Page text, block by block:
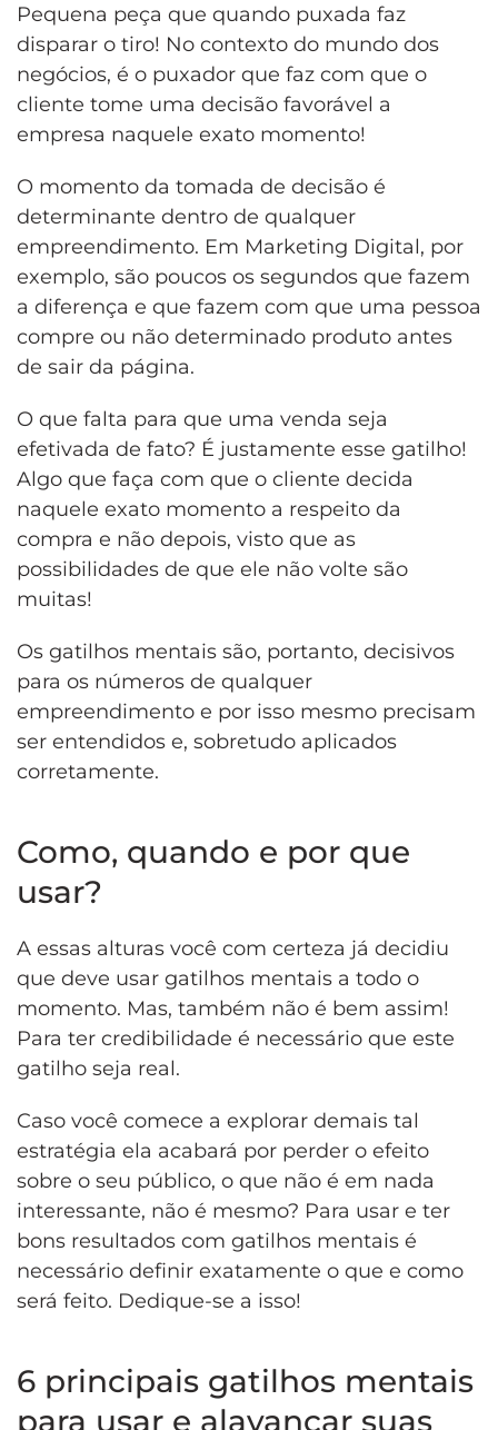
Pequena peça que quando puxada faz
disparar o tiro! No contexto do mundo dos
negócios, é o puxador que faz com que o
cliente tome uma decisão favorável a
empresa naquele exato momento!
O momento da tomada de decisão é
determinante dentro de qualquer
empreendimento. Em Marketing Digital, por
exemplo, são poucos os segundos que fazem
a diferença e que fazem com que uma pessoa
compre ou não determinado produto antes
de sair da página.
O que falta para que uma venda seja
efetivada de fato? É justamente esse gatilho!
Algo que faça com que o cliente decida
naquele exato momento a respeito da
compra e não depois, visto que as
possibilidades de que ele não volte são
muitas!
Os gatilhos mentais são, portanto, decisivos
para os números de qualquer
empreendimento e por isso mesmo precisam
ser entendidos e, sobretudo aplicados
corretamente.
Como, quando e por que
usar?
A essas alturas você com certeza já decidiu
que deve usar gatilhos mentais a todo o
momento. Mas, também não é bem assim!
Para ter credibilidade é necessário que este
gatilho seja real.
Caso você comece a explorar demais tal
estratégia ela acabará por perder o efeito
sobre o seu público, o que não é em nada
interessante, não é mesmo? Para usar e ter
bons resultados com gatilhos mentais é
necessário definir exatamente o que e como
será feito. Dedique-se a isso!
6 principais gatilhos mentais
para usar e alavancar suas